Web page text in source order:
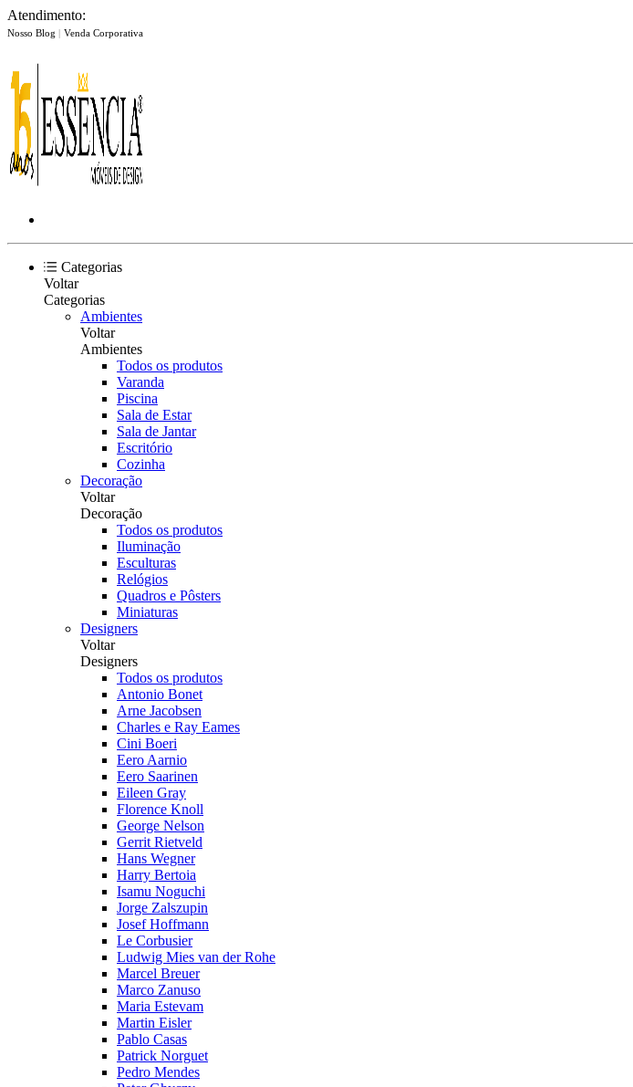
Atendimento:
Nosso Blog | Venda Corporativa
Categorias
Voltar
Categorias
Ambientes
Voltar
Ambientes
Todos os produtos
Varanda
Piscina
Sala de Estar
Sala de Jantar
Escritório
Cozinha
Decoração
Voltar
Decoração
Todos os produtos
Iluminação
Esculturas
Relógios
Quadros e Pôsters
Miniaturas
Designers
Voltar
Designers
Todos os produtos
Antonio Bonet
Arne Jacobsen
Charles e Ray Eames
Cini Boeri
Eero Aarnio
Eero Saarinen
Eileen Gray
Florence Knoll
George Nelson
Gerrit Rietveld
Hans Wegner
Harry Bertoia
Isamu Noguchi
Jorge Zalszupin
Josef Hoffmann
Le Corbusier
Ludwig Mies van der Rohe
Marcel Breuer
Marco Zanuso
Maria Estevam
Martin Eisler
Pablo Casas
Patrick Norguet
Pedro Mendes